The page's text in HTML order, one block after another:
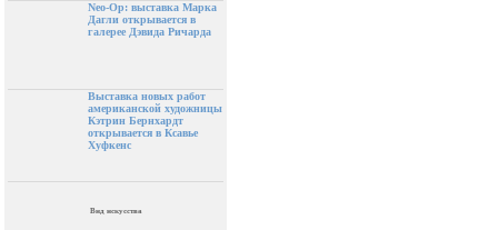
Neo-Op: выставка Марка
Дагли открывается в
галерее Дэвида Ричарда
Выставка новых работ
американской художницы
Кэтрин Бернхардт
открывается в Ксавье
Хуфкенс
Вид искусства